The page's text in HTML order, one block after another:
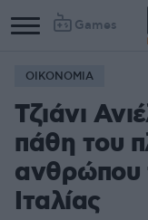
Games
ΟΙΚΟΝΟΜΙΑ
Τζιάνι
πάθη του
ανθρώπου
Ιταλίας